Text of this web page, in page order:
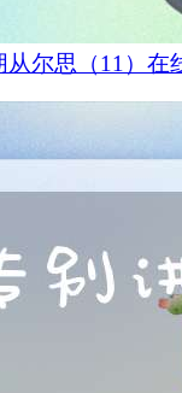
尔思（11）在